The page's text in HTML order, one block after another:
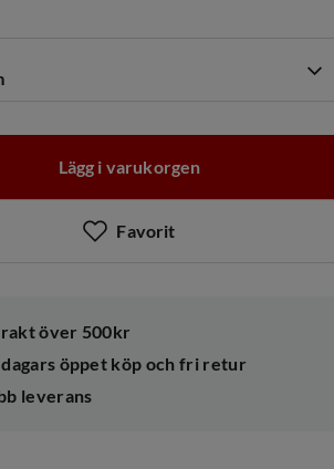
Lägg i varukorgen
Favorit
över 500kr
dagars öppet köp och fri retur
leverans